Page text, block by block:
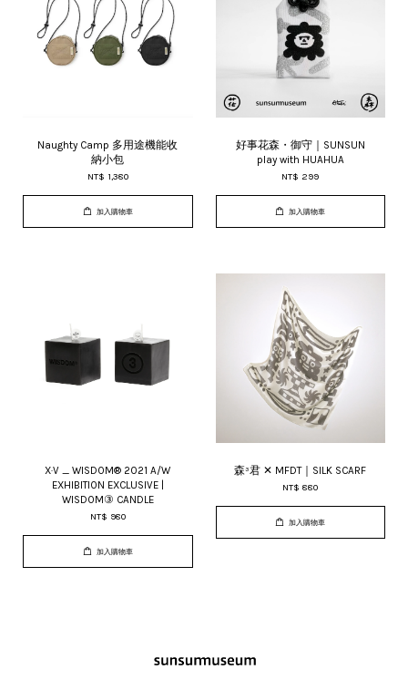
Naughty Camp 多用途機能收
納小包
NT$ 1,380
加入購物車
好事花森・御守｜SUNSUN
play with HUAHUA
NT$ 299
加入購物車
X·V _ WISDOM® 2021 A/W
EXHIBITION EXCLUSIVE |
WISDOM③ CANDLE
NT$ 980
加入購物車
森³君 ✕ MFDT｜SILK SCARF
NT$ 880
加入購物車